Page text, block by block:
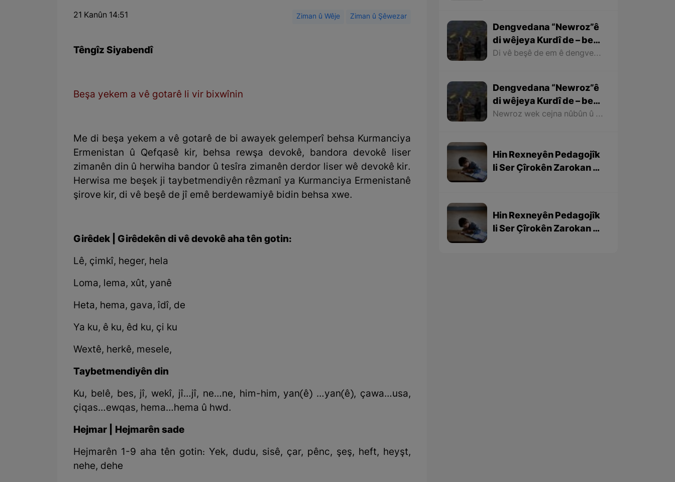
21 Kanûn 14:51 Ziman û Wêje Ziman û Şêwezar
Têngîz Siyabendî
Beşa yekem a vê gotarê li vir bixwînin
Me di beşa yekem a vê gotarê de bi awayek gelemperî behsa Kurmanciya
Ermenistan û Qefqasê kir, behsa rewşa devokê, bandora devokê liser
zimanên din û herwiha bandor û tesîra zimanên derdor liser wê devokê kir.
Herwisa me beşek ji taybetmendiyên rêzmanî ya Kurmanciya Ermenistanê
şirove kir, di vê beşê de jî emê berdewamiyê bidin behsa xwe.
Girêdek | Girêdekên di vê devokê aha tên gotin:
Lê, çimkî, heger, hela
Loma, lema, xût, yanê
Heta, hema, gava, îdî, de
Ya ku, ê ku, êd ku, çi ku
Wextê, herkê, mesele,
Taybetmendiyên din
Ku, belê, bes, jî, wekî, jî…jî, ne…ne, him-him, yan(ê) …yan(ê), çawa…usa,
çiqas…ewqas, hema…hema û hwd.
Hejmar | Hejmarên sade
Hejmarên 1-9 aha tên gotin: Yek, dudu, sisê, çar, pênc, şeş, heft, heyşt,
nehe, dehe
Dengvedana “Newroz”ê
di wêjeya Kurdî de – beşa
2yem
Di vê beşê de em ê dengvedana zêdetir a Newrozê di helbest û deqên Kurdî de rabixine ber çavan. Herwisa pêwîst e em îşare bi wê yekê jî bikin ku tevî wê ku em di vê gotarê de dengvedana “Newroz”ê di edebiyata Kurdî de dibînin, em ê hin nivîskar û helbestvanên xwe binêrin ku mixabin navê hin ji wan hatiye jibîrkirin.
Dengvedana “Newroz”ê
di wêjeya Kurdî de – beşa
1em
Newroz wek cejna nûbûn û azadiyê di wêjeya Kurdî de û li cem helbestvan û nivîskarên Kurd, hertim girîngiya xwe hebûye. Helbestvan û nivîskarên Kurd di helbest û nivîsên xwe de Newroz wek bedewiyek, dergeheke azadiyê û sembola rizgariya netewî bi kar anîne. Ev mijare jî vedigere bo girêdana înkarkirî ya Kurd û Kurdistanê bi Newrozê re.
Hin Rexneyên Pedagojîk
li Ser Çîrokên Zarokan –
Hin Rexneyên Pedagojîk
li Ser Çîrokên Zarokan –